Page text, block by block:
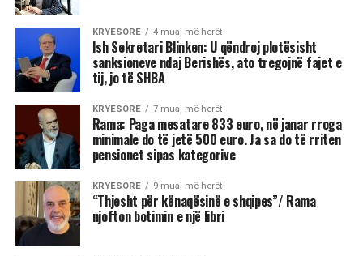
KRYESORE 4 muaj më herët
Ish Sekretari Blinken: U qëndroj plotësisht
sanksioneve ndaj Berishës, ato tregojnë fajet e
tij, jo të SHBA
KRYESORE 7 muaj më herët
Rama: Paga mesatare 833 euro, në janar rroga
minimale do të jetë 500 euro. Ja sa do të rriten
pensionet sipas kategorive
KRYESORE 9 muaj më herët
“Thjesht për kënaqësinë e shqipes”/ Rama
njofton botimin e një libri